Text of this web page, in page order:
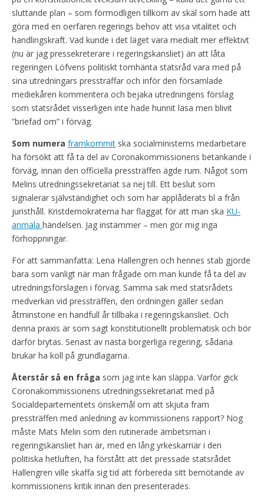
sluttande plan – som förmodligen tillkom av skäl som hade att
göra med en oerfaren regerings behov att visa vitalitet och
handlingskraft. Vad kunde i det läget vara medialt mer effektivt
(nu är jag pressekreterare i regeringskansliet) än att låta
regeringen Löfvens politiskt tomhänta statsråd vara med på
sina utredningars pressträffar och inför den församlade
mediekåren kommentera och bejaka utredningens förslag
som statsrådet visserligen inte hade hunnit läsa men blivit
”briefad om” i förväg.
Som numera framkommit ska socialministerns medarbetare
ha försökt att få ta del av Coronakommissionens betänkande i
förväg, innan den officiella pressträffen ägde rum. Något som
Melins utredningssekretariat sa nej till. Ett beslut som
signalerar självständighet och som har applåderats bl a från
juristhåll. Kristdemokraterna har flaggat för att man ska KU-
anmäla händelsen. Jag instämmer – men gör mig inga
förhoppningar.
För att sammanfatta: Lena Hallengren och hennes stab gjorde
bara som vanligt när man frågade om man kunde få ta del av
utredningsförslagen i förväg. Samma sak med statsrådets
medverkan vid pressträffen, den ordningen gäller sedan
åtminstone en handfull år tillbaka i regeringskansliet. Och
denna praxis är som sagt konstitutionellt problematisk och bör
därför brytas. Senast av nästa borgerliga regering, sådana
brukar ha koll på grundlagarna.
Återstår så en fråga som jag inte kan släppa. Varför gick
Coronakommissionens utredningssekretariat med på
Socialdepartementets önskemål om att skjuta fram
pressträffen med anledning av kommissionens rapport? Nog
måste Mats Melin som den rutinerade ämbetsman i
regeringskansliet han är, med en lång yrkeskarriär i den
politiska hetluften, ha förstått att det pressade statsrådet
Hallengren ville skaffa sig tid att förbereda sitt bemötande av
kommissionens kritik innan den presenterades.